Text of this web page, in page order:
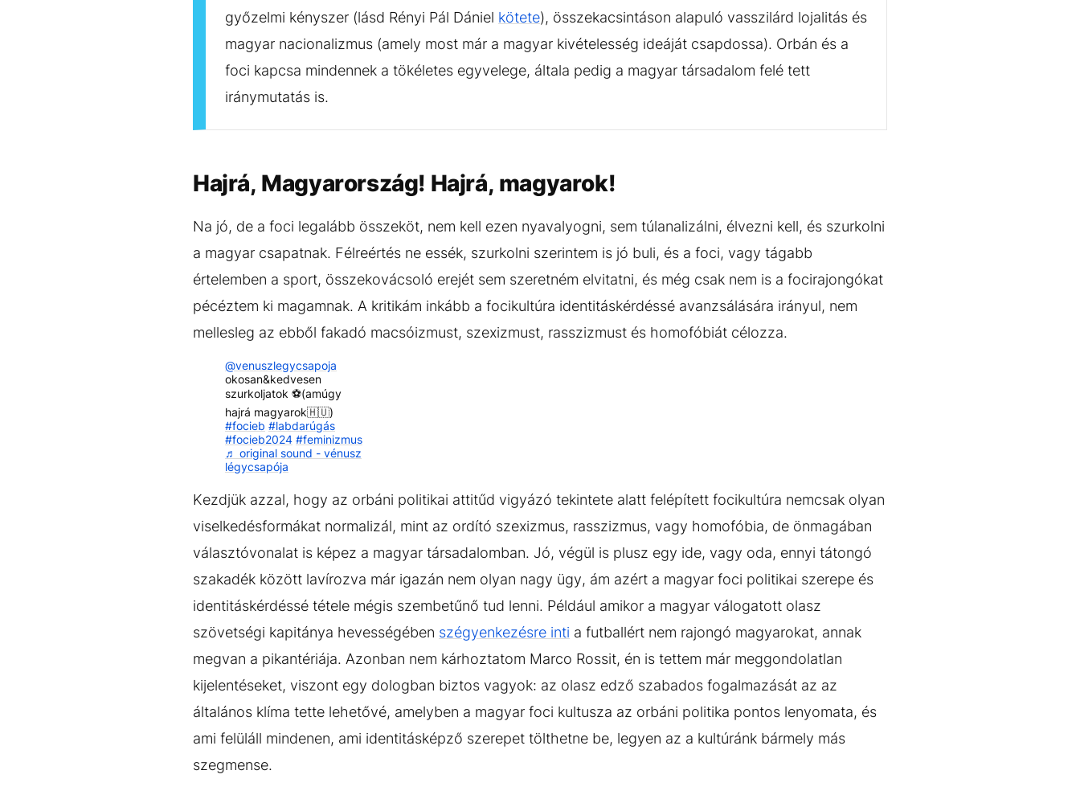
győzelmi kényszer (lásd Rényi Pál Dániel kötete), összekacsintáson alapuló vasszilárd lojalitás és
magyar nacionalizmus (amely most már a magyar kivételesség ideáját csapdossa). Orbán és a
foci kapcsa mindennek a tökéletes egyvelege, általa pedig a magyar társadalom felé tett
iránymutatás is.
Hajrá, Magyarország! Hajrá, magyarok!
Na jó, de a foci legalább összeköt, nem kell ezen nyavalyogni, sem túlanalizálni, élvezni kell, és szurkolni
a magyar csapatnak. Félreértés ne essék, szurkolni szerintem is jó buli, és a foci, vagy tágabb
értelemben a sport, összekovácsoló erejét sem szeretném elvitatni, és még csak nem is a focirajongókat
pécéztem ki magamnak. A kritikám inkább a focikultúra identitáskérdéssé avanzsálására irányul, nem
mellesleg az ebből fakadó macsóizmust, szexizmust, rasszizmust és homofóbiát célozza.
@venuszlegycsapoja
okosan&kedvesen
szurkoljatok ⚽️(amúgy
hajrá magyarok🇭🇺)
#focieb #labdarúgás
#focieb2024 #feminizmus
♬ original sound - vénusz
légycsapója
Kezdjük azzal, hogy az orbáni politikai attitűd vigyázó tekintete alatt felépített focikultúra nemcsak olyan
viselkedésformákat normalizál, mint az ordító szexizmus, rasszizmus, vagy homofóbia, de önmagában
választóvonalat is képez a magyar társadalomban. Jó, végül is plusz egy ide, vagy oda, ennyi tátongó
szakadék között lavírozva már igazán nem olyan nagy ügy, ám azért a magyar foci politikai szerepe és
identitáskérdéssé tétele mégis szembetűnő tud lenni. Például amikor a magyar válogatott olasz
szövetségi kapitánya hevességében szégyenkezésre inti a futballért nem rajongó magyarokat, annak
megvan a pikantériája. Azonban nem kárhoztatom Marco Rossit, én is tettem már meggondolatlan
kijelentéseket, viszont egy dologban biztos vagyok: az olasz edző szabados fogalmazását az az
általános klíma tette lehetővé, amelyben a magyar foci kultusza az orbáni politika pontos lenyomata, és
ami felüláll mindenen, ami identitásképző szerepet tölthetne be, legyen az a kultúránk bármely más
szegmense.